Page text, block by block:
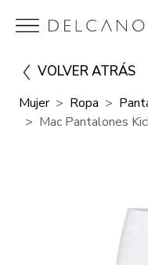
VOLVER ATRÁS
Mujer Ropa
Mac Pantalones